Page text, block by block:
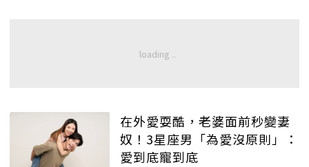
在外愛耍酷，老婆面前秒變妻
奴！3星座男「為愛沒原則」：
愛到底寵到底